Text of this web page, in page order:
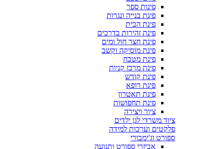
פינות ספר
פינת בנייה ונגרות
פינת הבית
פינת זהירות בדרכים
פינת חצר חול ומים
פינת מוסיקה וקשב
פינת מטבח
פינת מרכז קניות
פינת קודש
פינת רופא
פינת תאטרון
פינת תחפושות
ציור ויצירה
ציוד משרדי לגן ילדים
פלקטים וערכות למידה
ספורט וג'ימבורי
אביזרי ספורט ותנועה